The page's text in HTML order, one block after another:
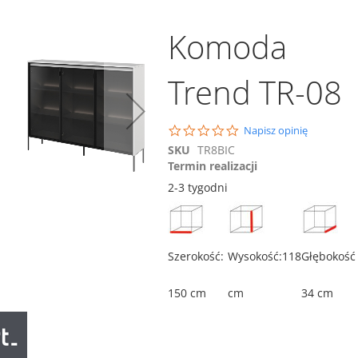
Komoda
Trend TR-08
0.0
Napisz opinię
SKU TR8BIC
Termin realizacji
2-3 tygodni
Szerokość:
150 cm
Wysokość:118
cm
Głębokość
34 cm
Dodaj do koszyka
Porównaj